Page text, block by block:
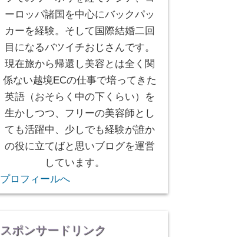
ーロッパ諸国を中心にバックパッ
カーを経験。そして国際結婚二回
目になるバツイチおじさんです。
現在旅から帰還し美容とは全く関
係ない越境ECの仕事で培ってきた
英語（おそらく中の下くらい）を
生かしつつ、フリーの美容師とし
ても活躍中、少しでも経験が誰か
の役に立てばと思いブログを運営
しています。
プロフィールへ
スポンサードリンク